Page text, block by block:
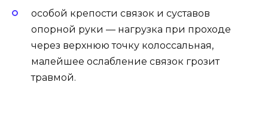
особой крепости связок и суставов
опорной руки — нагрузка при проходе
через верхнюю точку колоссальная,
малейшее ослабление связок грозит
травмой.